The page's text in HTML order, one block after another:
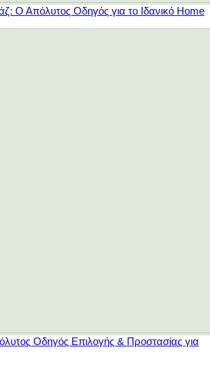
Ο Απόλυτος Οδηγός για το Ιδανικό Home
Οδηγός Επιλογής & Προστασίας για